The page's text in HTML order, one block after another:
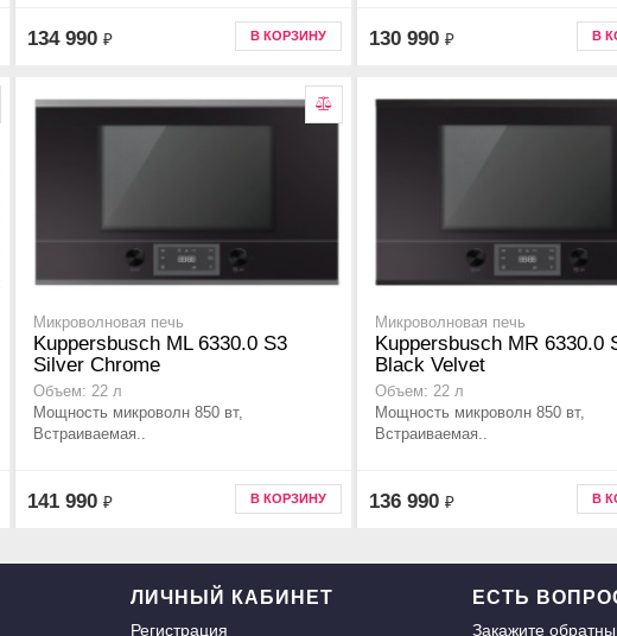
134 990 ₽ В КОРЗИНУ 130 990 ₽ В
Микроволновая печь
Kuppersbusch ML 6330.0 S3
Silver Chrome
Объем: 22 л
Мощность микроволн 850 вт,
Встраиваемая..
141 990 ₽ В КОРЗИНУ
Микроволновая печь
Kuppersbusch MR 6330.0
Black Velvet
Объем: 22 л
Мощность микроволн 850 вт,
Встраиваемая..
136 990 ₽ В
ЛИЧНЫЙ КАБИНЕТ
Регистрация
ЕСТЬ
Закажите